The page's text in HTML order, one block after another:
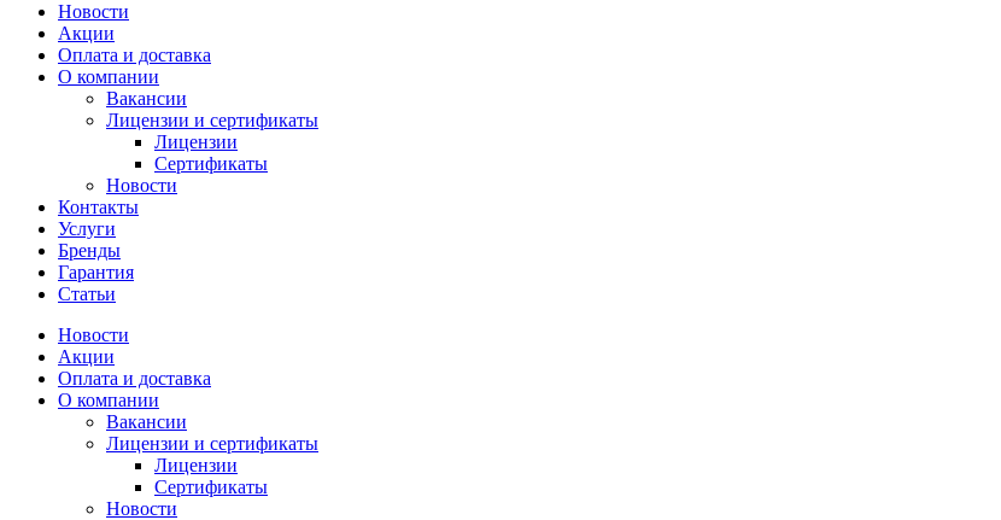
Новости
Акции
Оплата и доставка
О компании
Вакансии
Лицензии и сертификаты
Лицензии
Сертификаты
Новости
Контакты
Услуги
Бренды
Гарантия
Статьи
Новости
Акции
Оплата и доставка
О компании
Вакансии
Лицензии и сертификаты
Лицензии
Сертификаты
Новости